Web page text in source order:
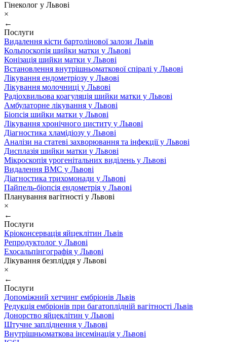
Гінеколог у Львові
×
←
Послуги
Видалення кісти бартолінової залози Львів
Кольпоскопія шийки матки у Львові
Конізація шийки матки у Львові
Встановлення внутрішньоматкової спіралі у Львові
Лікування ендометріозу у Львові
Лікування молочниці у Львові
Радіохвильова коагуляція шийки матки у Львові
Амбулаторне лікування у Львові
Біопсія шийки матки у Львові
Лікування хронічного циститу у Львові
Діагностика хламідіозу у Львові
Аналізи на статеві захворювання та інфекції у Львові
Дисплазія шийки матки у Львові
Мікроскопія урогенітальних виділень у Львові
Видалення ВМС у Львові
Діагностика трихомонади у Львові
Пайпель-біопсія ендометрія у Львові
Планування вагітності у Львові
×
←
Послуги
Кріоконсервація яйцеклітин Львів
Репродуктолог у Львові
Ехосальпінгографія у Львові
Лікування безпліддя у Львові
×
←
Послуги
Допоміжний хетчинг ембріонів Львів
Редукція ембріонів при багатоплідній вагітності Львів
Донорство яйцеклітин у Львові
Штучне запліднення у Львові
Внутрішньоматкова інсемінація у Львові